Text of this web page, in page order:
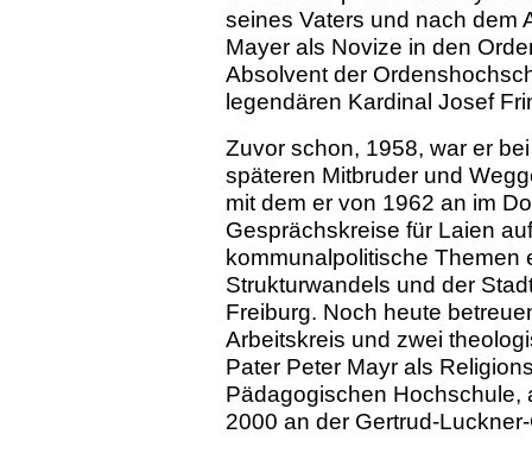
seines Vaters und nach dem
Mayer als Novize in den
Absolvent der
legendären Kardinal Josef
Zuvor schon, 1958, war er
späteren Mitbruder und
mit dem er von 1962 an im
Gesprächskreise für Laien
kommunalpolitische Themen
Strukturwandels und der
Freiburg. Noch heute
Arbeitskreis und zwei
Pater Peter Mayr als
Pädagogischen Hochschule,
2000 an der Gertrud-